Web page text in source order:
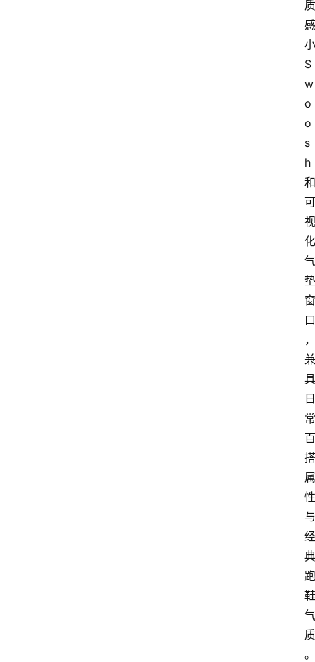
质
感
小
S
w
o
o
s
h
和
可
视
化
气
垫
窗
口
，
兼
具
日
常
百
搭
属
性
与
经
典
跑
鞋
气
质
。